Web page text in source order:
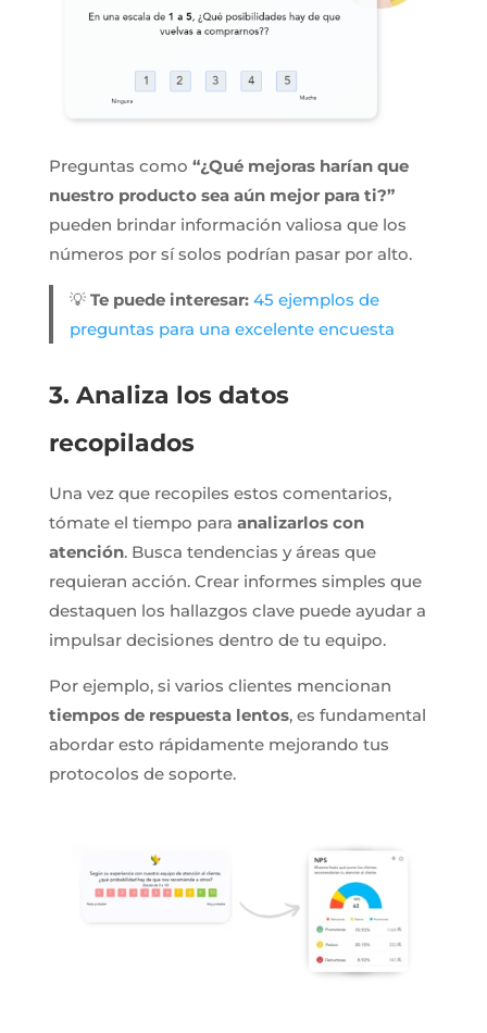
Preguntas como “¿Qué mejoras harían que
nuestro producto sea aún mejor para ti?”
pueden brindar información valiosa que los
números por sí solos podrían pasar por alto.
💡Te puede interesar: 45 ejemplos de
preguntas para una excelente encuesta
3. Analiza los datos
recopilados
Una vez que recopiles estos comentarios,
tómate el tiempo para analizarlos con
atención. Busca tendencias y áreas que
requieran acción. Crear informes simples que
destaquen los hallazgos clave puede ayudar a
impulsar decisiones dentro de tu equipo.
Por ejemplo, si varios clientes mencionan
tiempos de respuesta lentos, es fundamental
abordar esto rápidamente mejorando tus
protocolos de soporte.